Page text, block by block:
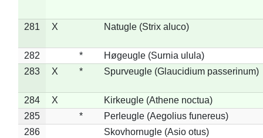
281 X Natugle (Strix aluco)
282 *
Høgeugle (Surnia ulula)
283
X * Spurveugle (Glaucidium passerinum)
284 X
Kirkeugle (Athene noctua)
285
*
Perleugle (Aegolius funereus)
286
Skovhornugle (Asio otus)